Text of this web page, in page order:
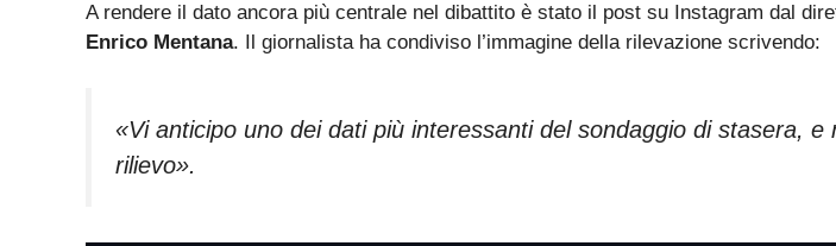
A rendere il dato ancora più centrale nel dibattito è stato il post su Instagram dal
Enrico Mentana. Il giornalista ha condiviso l’immagine della rilevazione scrivendo:
«Vi anticipo uno dei dati più interessanti del sondaggio di stasera, e
rilievo».